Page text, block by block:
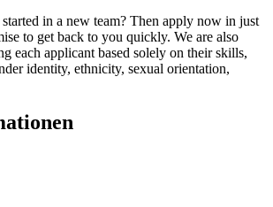
in a new team? Then apply now in just
to get back to you quickly. We are also
each applicant based solely on their skills,
identity, ethnicity, sexual orientation,